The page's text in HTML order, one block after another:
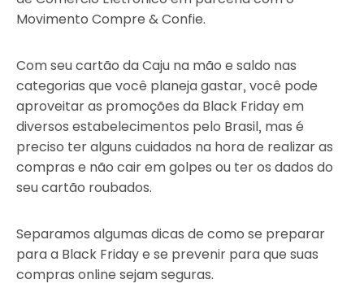
Movimento Compre & Confie.
Com seu cartão da Caju na mão e saldo nas
categorias que você planeja gastar, você pode
aproveitar as promoções da Black Friday em
diversos estabelecimentos pelo Brasil, mas é
preciso ter alguns cuidados na hora de realizar as
compras e não cair em golpes ou ter os dados do
seu cartão roubados.
Separamos algumas dicas de como se preparar
para a Black Friday e se prevenir para que suas
compras online sejam seguras.